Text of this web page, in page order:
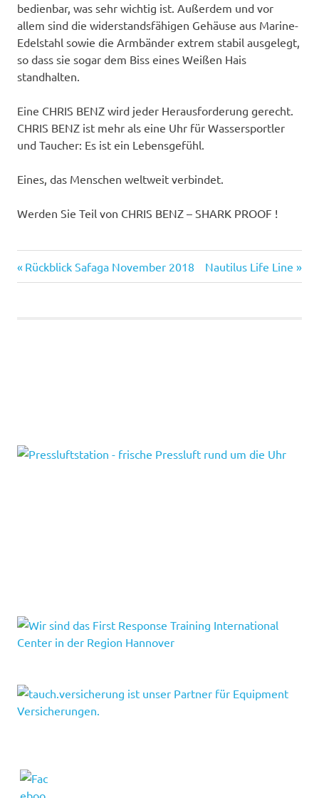
bedienbar, was sehr wichtig ist. Außerdem und vor
allem sind die widerstandsfähigen Gehäuse aus Marine-
Edelstahl sowie die Armbänder extrem stabil ausgelegt,
so dass sie sogar dem Biss eines Weißen Hais
standhalten.
Eine CHRIS BENZ wird jeder Herausforderung gerecht.
CHRIS BENZ ist mehr als eine Uhr für Wassersportler
und Taucher: Es ist ein Lebensgefühl.
Eines, das Menschen weltweit verbindet.
Werden Sie Teil von CHRIS BENZ – SHARK PROOF !
Beitragsnavigation
Vorheriger
Beitrag:
Rückblick Safaga November 2018
Nächster
Beitrag:
Nautilus Life Line